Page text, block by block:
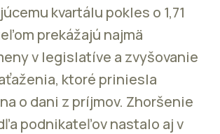
kvartálu pokles o 1,71
prekážajú najmä
v legislatíve a zvyšovanie
ktoré priniesla
o dani z príjmov. Zhoršenie
podnikateľov nastalo aj v